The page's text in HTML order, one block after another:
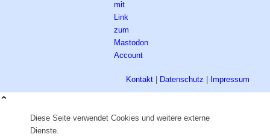
Kontakt Datenschutz Impressum
Diese Seite verwendet Cookies und weitere externe
Dienste.